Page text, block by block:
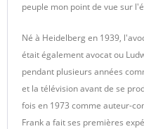
peuple mon point de vue sur
Né à Heidelberg en 1939,
était également avocat ou
pendant plusieurs années
et la télévision avant de se
fois en 1973 comme auteur-
Frank a fait ses premières